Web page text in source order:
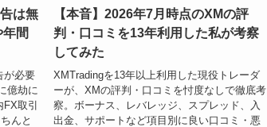
は無
間
が必要
億劫に
FX取引
んと
【本音】2026年7月時点のXMの評
判・口コミを13年利用した私が考察
してみた
XMTradingを13年以上利用した現役トレーダ
ーが、XMの評判・口コミを忖度なしで徹底考
察。ボーナス、レバレッジ、スプレッド、入
出金、サポートなど項目別に良い口コミ・悪